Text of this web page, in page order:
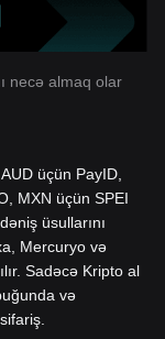
necə almaq olar
üçün PayID,
MXN üçün SPEI
üsullarını
Mercuryo və
Sadəcə Kripto al
və